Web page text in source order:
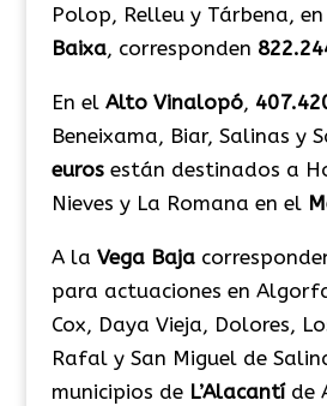
Polop, Relleu y Tárbena,
Baixa, corresponden
En el Alto Vinalopó,
Beneixama, Biar, Salinas y
eurosestán destinados a
Nieves y La Romana en el
A la Vega Baja
para actuaciones en
Cox, Daya Vieja, Dolores,
Rafal y San Miguel de
municipios de L’Alacantí de